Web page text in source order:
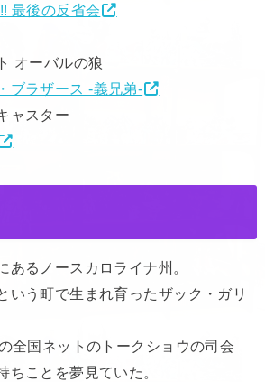
最後の反省会
オーバルの狼
ブラザース -義兄弟-
ャスター
あるノースカロライナ州。
いう町で生まれ育ったザック・ガリ
全国ネットのトークショウの司会
ちことを夢見ていた。